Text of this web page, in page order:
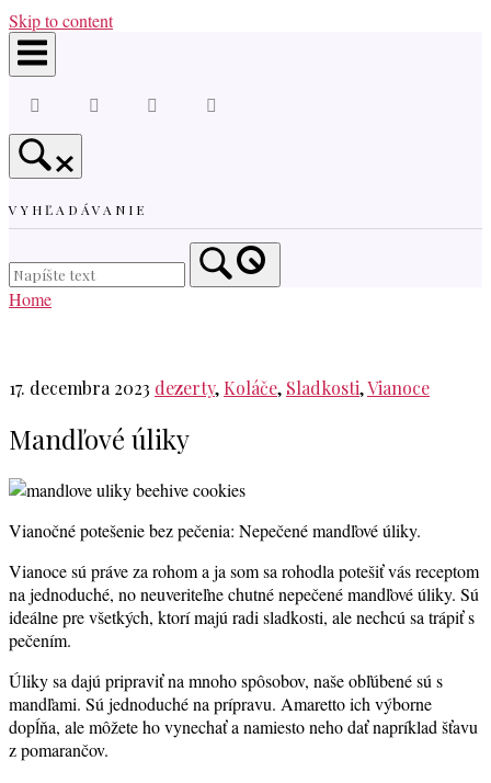
Skip to content
VYHĽADÁVANIE
Home
17. decembra 2023 dezerty, Koláče, Sladkosti,Vianoce
Mandľové úliky
Vianočné potešenie bez pečenia: Nepečené mandľové úliky.
Vianoce sú práve za rohom a ja som sa rohodla potešiť vás receptom
na jednoduché, no neuveriteľne chutné nepečené mandľové úliky. Sú
ideálne pre všetkých, ktorí majú radi sladkosti, ale nechcú sa trápiť s
pečením.
Úliky sa dajú pripraviť na mnoho spôsobov, naše obľúbené sú s
mandľami. Sú jednoduché na prípravu. Amaretto ich výborne
dopĺňa, ale môžete ho vynechať a namiesto neho dať napríklad šťavu
z pomarančov.